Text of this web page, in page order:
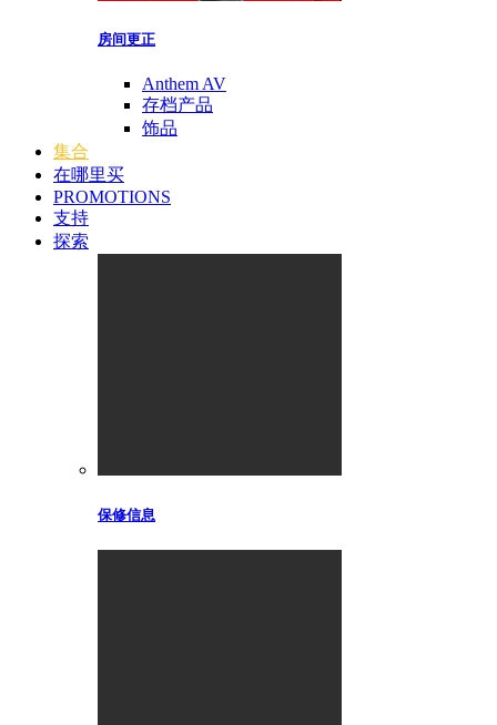
房间更正
Anthem AV
存档产品
饰品
集合
在哪里买
PROMOTIONS
支持
探索
保修信息